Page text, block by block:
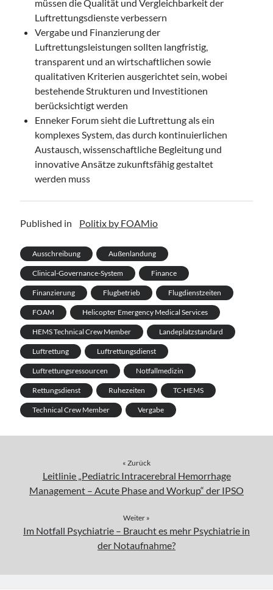
müssen die Qualität und Vergleichbarkeit der
Luftrettungsdienste verbessern
Vergabe und Finanzierung der
Luftrettungsleistungen sollten langfristig,
transparent und an wirtschaftlichen sowie
qualitativen Kriterien ausgerichtet sein, wobei
bestehende Strukturen und Investitionen
berücksichtigt werden
Enneker Forum sieht die Luftrettung als ein
komplexes System, das durch kontinuierlichen
Austausch, wissenschaftliche Begleitung und
innovative Ansätze zukunftsfähig gestaltet
werden muss
Published in Politix by FOAMio
Ausschreibung Außenlandung
Clinical-Governance-System Finance
Finanzierung Flugbetrieb Flugdienstzeiten
FOAM Helicopter Emergency Medical Services
HEMS Technical Crew Member Landeplatzstandard
Luftrettung Luftrettungsdienst
Luftrettungsressourcen Notfallmedizin
Rettungsdienst Ruhezeiten TC-HEMS
Technical Crew Member Vergabe
« Zurück
Leitlinie „Pediatric Intracerebral Hemorrhage
Management – Acute Phase and Workup“ der IPSO
Weiter »
Im Notfall Psychiatrie – Braucht es mehr Psychiatrie in
der Notaufnahme?